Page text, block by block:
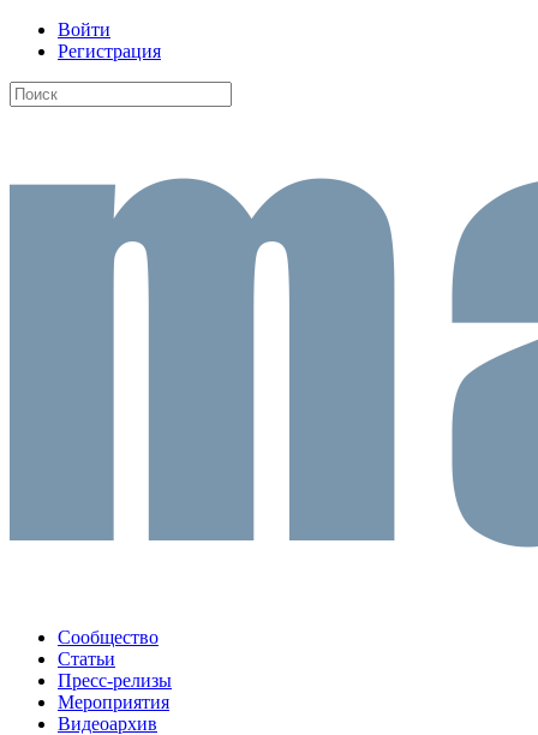
Войти
Регистрация
Сообщество
Статьи
Пресс-релизы
Мероприятия
Видеоархив